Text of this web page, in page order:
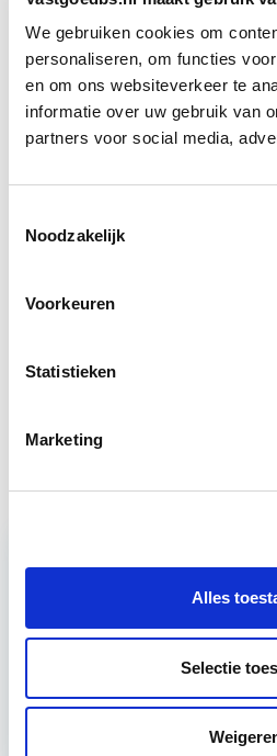
We gebruiken cookies om
personaliseren, om functies
en om ons websiteverkeer te
informatie over uw gebruik van
partners voor social media,
Noodzakelijk
Voorkeuren
Statistieken
Marketing
Alles
Selectie
De gemeente onderzoekt nu
woonbestemming. Maar ook
karakter van het park
staan voorop, en niet het snel
woningnood.
in deze opleidingen:
Vastgoedrecht & Bouwrecht
Huurrecht Woonruimte
Relevant bij dit
Vastgoedrecht
Leer hoe je problemen
onvermijdelijke) incidentele